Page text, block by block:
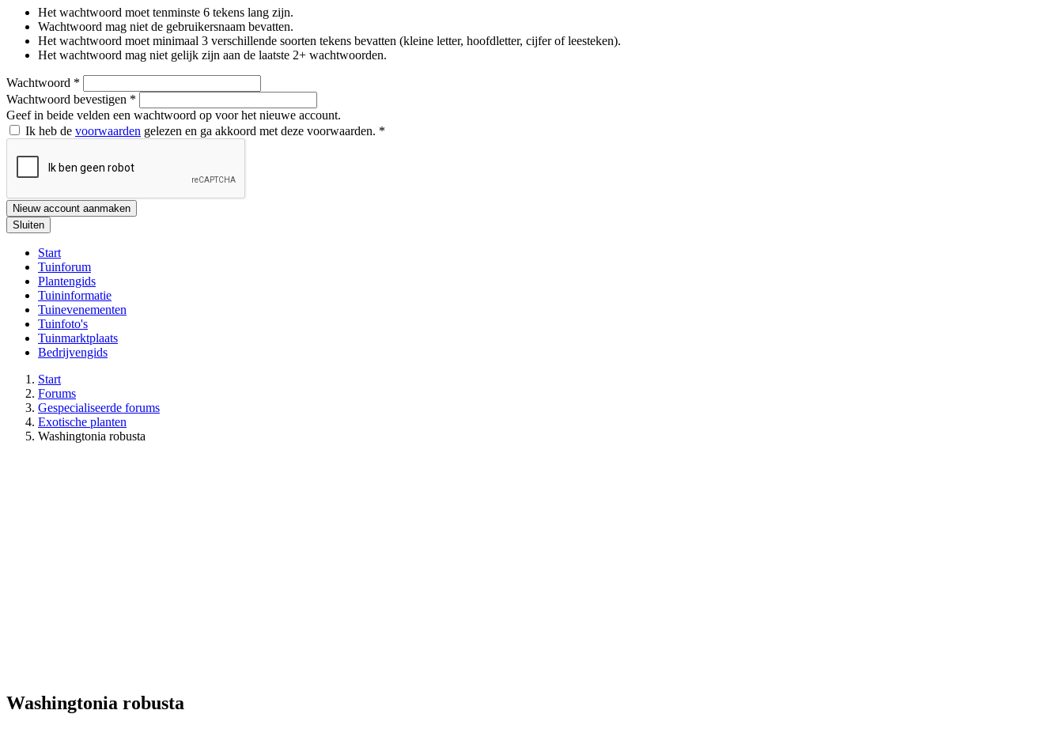
Het wachtwoord moet tenminste 6 tekens lang zijn.
Wachtwoord mag niet de gebruikersnaam bevatten.
Het wachtwoord moet minimaal 3 verschillende soorten tekens bevatten (kleine letter, hoofdletter, cijfer of leesteken).
Het wachtwoord mag niet gelijk zijn aan de laatste 2+ wachtwoorden.
Wachtwoord *
Wachtwoord bevestigen *
Geef in beide velden een wachtwoord op voor het nieuwe account.
Ik heb de voorwaarden gelezen en ga akkoord met deze voorwaarden. *
Nieuw account aanmaken
Sluiten
Start
Tuinforum
Plantengids
Tuininformatie
Tuinevenementen
Tuinfoto's
Tuinmarktplaats
Bedrijvengids
Start
Forums
Gespecialiseerde forums
Exotische planten
Washingtonia robusta
Washingtonia robusta